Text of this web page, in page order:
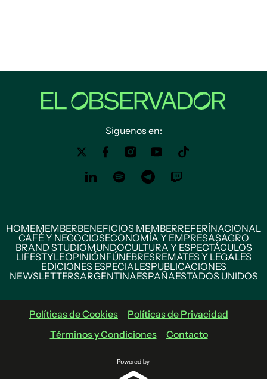
Siguenos en:
HOMEMEMBERBENEFICIOS MEMBERREFERÍNACIONAL
CAFÉ Y NEGOCIOSECONOMÍA Y EMPRESASAGRO
BRAND STUDIOMUNDOCULTURA Y ESPECTÁCULOS
LIFESTYLEOPINIÓNFÚNEBRESREMATES Y LEGALES
EDICIONES ESPECIALESPUBLICACIONES
NEWSLETTERSARGENTINAESPAÑAESTADOS UNIDOS
Políticas de Cookies
Políticas de Privacidad
Términos y Condiciones
Contacto